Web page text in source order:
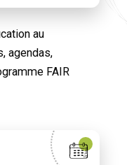
au
agendas,
FAIR